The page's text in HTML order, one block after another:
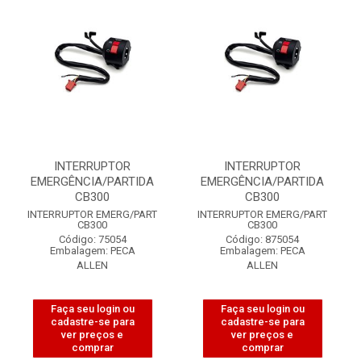
INTERRUPTOR
EMERGÊNCIA/PARTIDA
CB300
INTERRUPTOR EMERG/PART
CB300
Código: 75054
Embalagem: PECA
ALLEN
Faça seu login ou
cadastre-se para
ver preços e
comprar
INTERRUPTOR
EMERGÊNCIA/PARTIDA
CB300
INTERRUPTOR EMERG/PART
CB300
Código: 875054
Embalagem: PECA
ALLEN
Faça seu login ou
cadastre-se para
ver preços e
comprar